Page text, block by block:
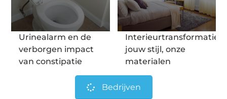
Urinealarm en de
verborgen impact
van constipatie
Interieurtransformatie:
jouw stijl, onze
materialen
Bedrijven